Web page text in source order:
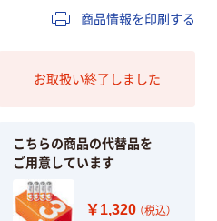
商品情報を印刷する
お取扱い終了しました
こちらの商品の代替品を
ご用意しています
￥1,320 （税込）